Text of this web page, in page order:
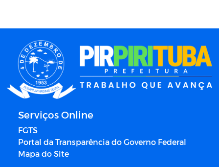
Serviços Online
FGTS
Portal da Transparência do Governo Federal
Mapa do Site